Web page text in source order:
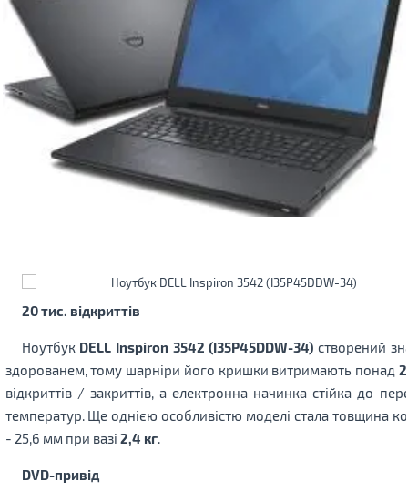
20 тис. відкриттів
Ноутбук DELL Inspiron 3542 (I35P45DDW-34) створений
здорованем, тому шарніри його кришки витримають понад
відкриттів / закриттів, а електронна начинка стійка до
температур. Ще однією особливістю моделі стала товщина
- 25,6 мм при вазі 2,4 кг.
DVD-привід